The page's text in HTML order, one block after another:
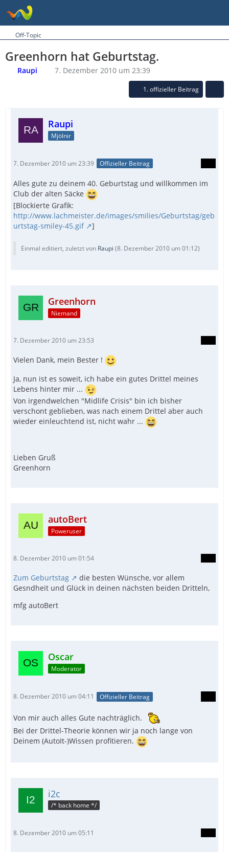
Off-Topic
Greenhorn hat Geburtstag.
Raupi 7. Dezember 2010 um 23:39
1. offizieller Beitrag
Raupi
Mjölnir
7. Dezember 2010 um 23:39 Offizieller Beitrag
Alles gute zu deinem 40. Geburtstag und willkommen im
Club der alten Säcke
[Blockierte Grafik:
http://www.lachmeister.de/images/smilies/Geburtstag/geb
urtstag-smiley-45.gif
]
Einmal editiert, zuletzt von Raupi (8. Dezember 2010 um 01:12)
Greenhorn
Niemand
7. Dezember 2010 um 23:53
Vielen Dank, mein Bester !
Ja, nun ist es soweit, ich habe ein gutes Drittel meines
Lebens hinter mir ...
Von irgendwelchen "Midlife Crisis" bin ich bisher
verschont geblieben, was nach einem Drittel aber auch
wieder einleuchtend ist, nicht wahr ...
Lieben Gruß
Greenhorn
autoBert
Poweruser
8. Dezember 2010 um 01:54
Zum Geburtstag
die besten Wünsche, vor allem
Gesndheit und Glück in deinen nächsten beiden Dritteln,
mfg autoBert
Oscar
Moderator
8. Dezember 2010 um 04:11 Offizieller Beitrag
Von mir auch alles Gute nachträglich.
Bei der Drittel-Theorie können wir ja noch lange von
Deinem (AutoIt-)Wissen profitieren.
i2c
/* back home */
8. Dezember 2010 um 05:11